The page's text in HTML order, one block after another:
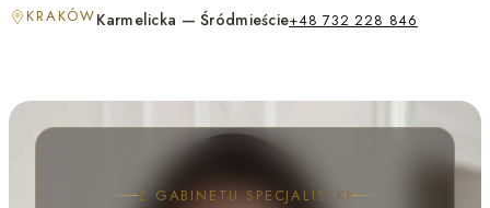
KRAKÓWKarmelicka — Śródmieście+48 732 228 846
Z GABINETU SPECJALISTKI